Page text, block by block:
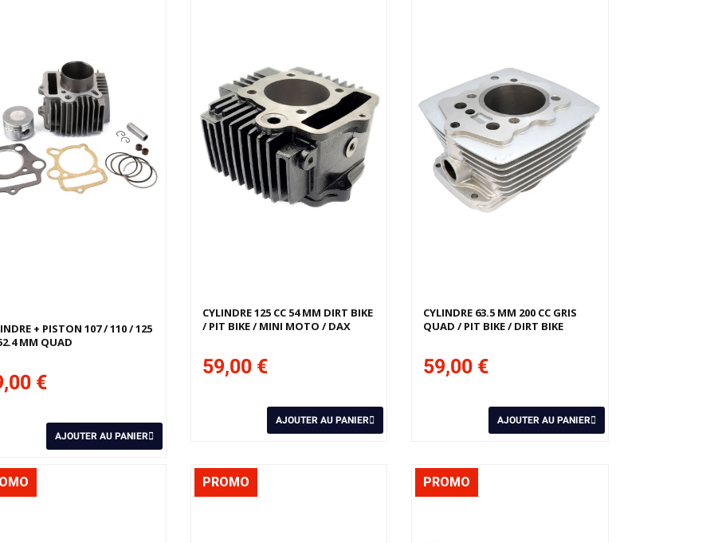
+ PISTON 107 / 110 / 125
MM QUAD
€
AJOUTER AU PANIER
CYLINDRE 125 CC 54 MM DIRT BIKE
/ PIT BIKE / MINI MOTO / DAX
59,00 €
AJOUTER AU PANIER
CYLINDRE 63.5 MM 200 CC GRIS
QUAD / PIT BIKE / DIRT BIKE
59,00 €
AJOUTER AU PANIER
PROMO PROMO